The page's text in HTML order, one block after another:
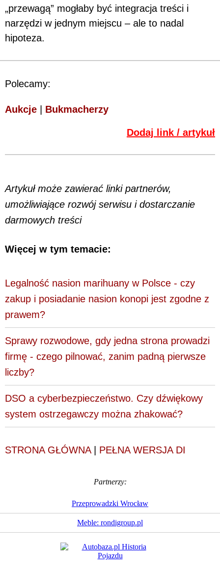
„przewagą” mogłaby być integracja treści i
narzędzi w jednym miejscu – ale to nadal
hipoteza.
Polecamy:
Aukcje Bukmacherzy
Dodaj link / artykuł
Artykuł może zawierać linki partnerów,
umożliwiające rozwój serwisu i dostarczanie
darmowych treści
Więcej w tym temacie:
Legalność nasion marihuany w Polsce - czy
zakup i posiadanie nasion konopi jest zgodne z
prawem?
Sprawy rozwodowe, gdy jedna strona prowadzi
firmę - czego pilnować, zanim padną pierwsze
liczby?
DSO a cyberbezpieczeństwo. Czy dźwiękowy
system ostrzegawczy można zhakować?
STRONA GŁÓWNA| PEŁNA WERSJA DI
Partnerzy:
Przeprowadzki Wrocław
Meble: rondigroup.pl